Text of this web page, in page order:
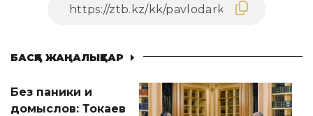
БАСҚА ЖАҢАЛЫҚТАР
Без паники и
домыслов: Токаев